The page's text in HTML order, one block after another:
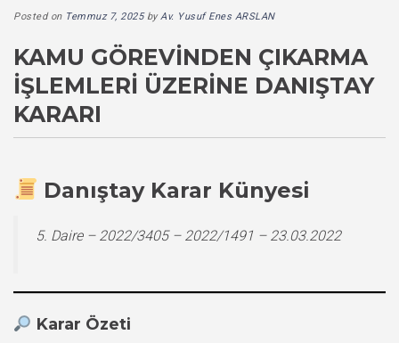
Posted on Temmuz 7, 2025byAv. Yusuf Enes ARSLAN
KAMU GÖREVINDEN ÇIKARMA
İŞLEMLERI ÜZERINE DANIŞTAY
KARARI
Danıştay Karar Künyesi
5. Daire – 2022/3405 – 2022/1491 – 23.03.2022
Karar Özeti